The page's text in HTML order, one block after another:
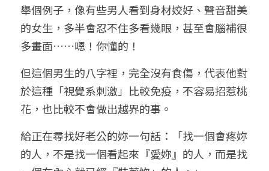
舉個例子，像有些男人看到身材姣好、聲音甜美
的女生，多半會忍不住多看幾眼，甚至會腦補很
多畫面……嗯！你懂的！
但這個男生的八字裡，完全沒有食傷，代表他對
於這種「視覺系刺激」比較免疫，不容易招惹桃
花，也比較不會做出越界的事。
給正在尋找好老公的妳一句話：「找一個會疼妳
的人，不是找一個看起來『愛妳』的人，而是找